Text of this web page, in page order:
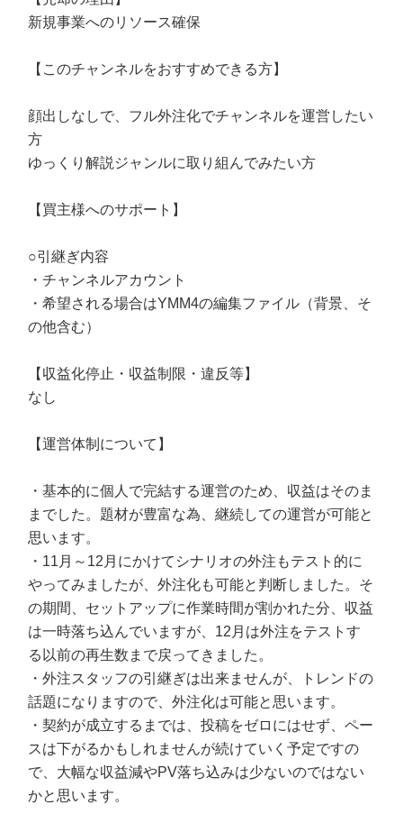
新規事業へのリソース確保
【このチャンネルをおすすめできる方】
顔出しなしで、フル外注化でチャンネルを運営したい
方
ゆっくり解説ジャンルに取り組んでみたい方
【買主様へのサポート】
○引継ぎ内容
・チャンネルアカウント
・希望される場合はYMM4の編集ファイル（背景、そ
の他含む）
【収益化停止・収益制限・違反等】
なし
【運営体制について】
・基本的に個人で完結する運営のため、収益はそのま
までした。題材が豊富な為、継続しての運営が可能と
思います。
・11月～12月にかけてシナリオの外注もテスト的に
やってみましたが、外注化も可能と判断しました。そ
の期間、セットアップに作業時間が割かれた分、収益
は一時落ち込んでいますが、12月は外注をテストす
る以前の再生数まで戻ってきました。
・外注スタッフの引継ぎは出来ませんが、トレンドの
話題になりますので、外注化は可能と思います。
・契約が成立するまでは、投稿をゼロにはせず、ペー
スは下がるかもしれませんが続けていく予定ですの
で、大幅な収益減やPV落ち込みは少ないのではない
かと思います。